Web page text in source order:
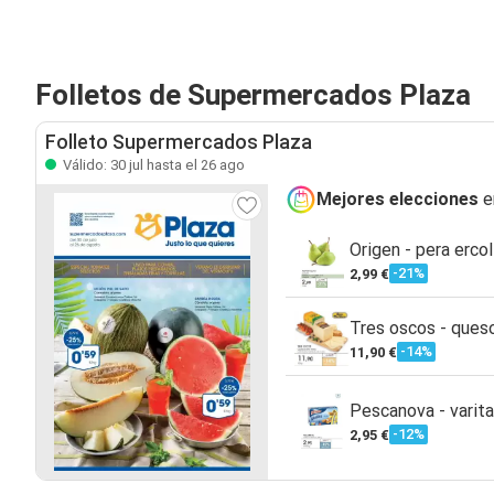
Folletos de Supermercados Plaza
Folleto Supermercados Plaza
Válido: 30 jul hasta el 26 ago
Mejores elecciones
Origen - pera
2,99 € -21%
Tres oscos -
11,90 € -14%
Pescanova -
2,95 € -12%